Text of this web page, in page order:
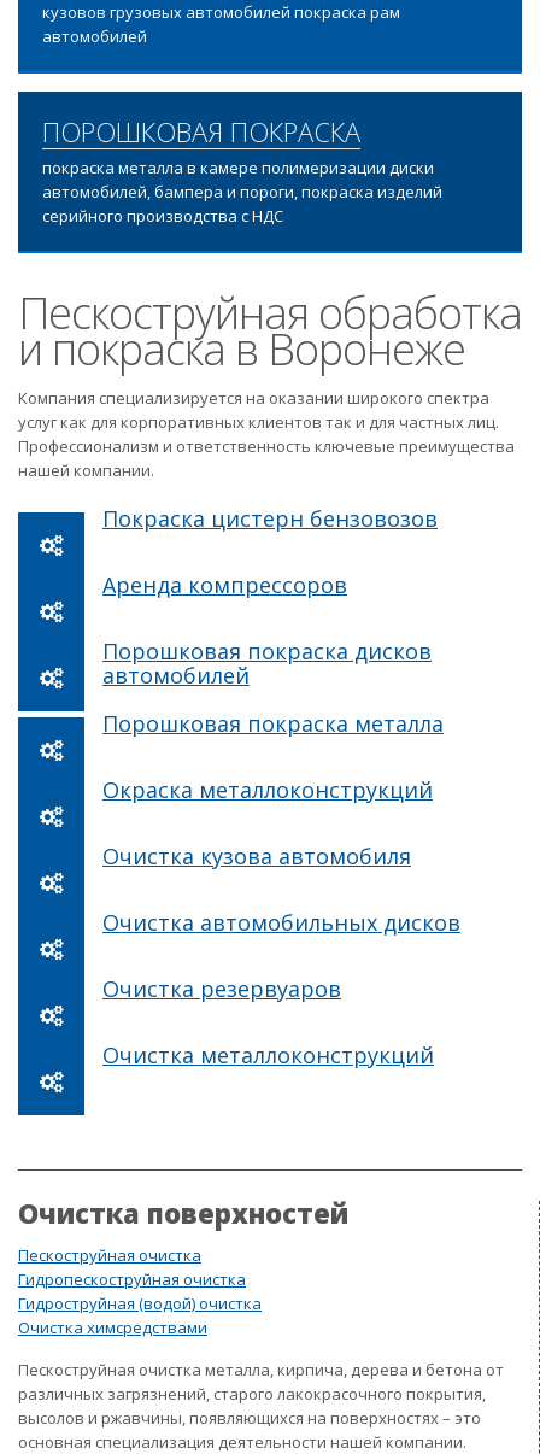
кузовов грузовых автомобилей покраска рам
автомобилей
ПОРОШКОВАЯ ПОКРАСКА
покраска металла в камере полимеризации диски
автомобилей, бампера и пороги, покраска изделий
серийного производства с НДС
Пескоструйная обработка
и покраска в Воронеже
Компания специализируется на оказании широкого спектра
услуг как для корпоративных клиентов так и для частных лиц.
Профессионализм и ответственность ключевые преимущества
нашей компании.
Покраска цистерн бензовозов
Аренда компрессоров
Порошковая покраска дисков
автомобилей
Порошковая покраска металла
Окраска металлоконструкций
Очистка кузова автомобиля
Очистка автомобильных дисков
Очистка резервуаров
Очистка металлоконструкций
Очистка поверхностей
Пескоструйная очистка
Гидропескоструйная очистка
Гидроструйная (водой) очистка
Очистка химсредствами
Пескоструйная очистка металла, кирпича, дерева и бетона от
различных загрязнений, старого лакокрасочного покрытия,
высолов и ржавчины, появляющихся на поверхностях – это
основная специализация деятельности нашей компании.